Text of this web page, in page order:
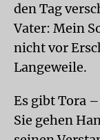
den Tag
Vater: Mein
nicht vor
Langeweile.
Es gibt Tora
Sie gehen